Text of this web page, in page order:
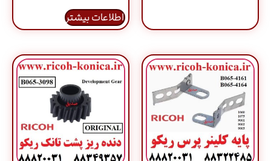
اطلاعات بیشتر